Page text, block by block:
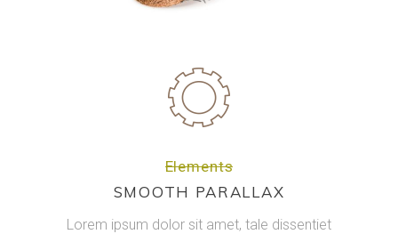
Elements
SMOOTH PARALLAX
Lorem ipsum dolor sit amet, tale dissentiet